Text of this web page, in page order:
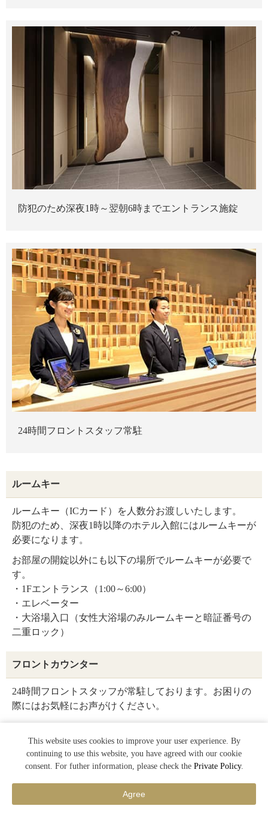
防犯のため深夜1時～翌朝6時までエントランス施錠
24時間フロントスタッフ常駐
ルームキー
ルームキー（ICカード）を人数分お渡しいたします。
防犯のため、深夜1時以降のホテル入館にはルームキーが
必要になります。
お部屋の開錠以外にも以下の場所でルームキーが必要で
す。
・1Fエントランス（1:00～6:00）
・エレベーター
・大浴場入口（女性大浴場のみルームキーと暗証番号の
二重ロック）
フロントカウンター
24時間フロントスタッフが常駐しております。お困りの
際にはお気軽にお声がけください。
貸出品のご案内
This website uses cookies to improve your user experience. By
continuing to use this website, you have agreed with our cookie
consent. For futher information, please check the Private Policy.
Agree